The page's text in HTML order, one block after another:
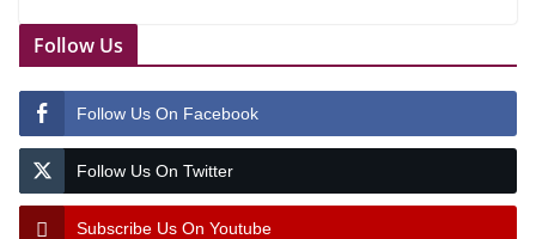
Follow Us
Follow Us On Facebook
Follow Us On Twitter
Subscribe Us On Youtube